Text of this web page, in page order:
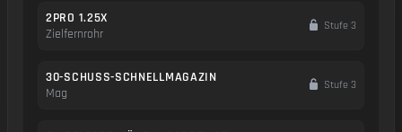
2PRO 1.25X
Zielfernrohr
Stufe 3
30-SCHUSS-SCHNELLMAGAZIN
Mag
Stufe 3